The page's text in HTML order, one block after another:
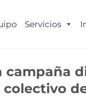
Servicios
campaña